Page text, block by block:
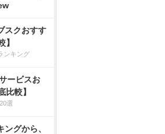
スクおすす
】
ンキング
ービスお
比較】
選
グから、